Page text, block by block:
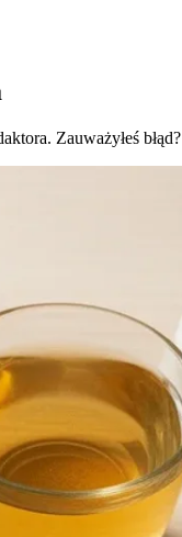
Zauważyłeś błąd?